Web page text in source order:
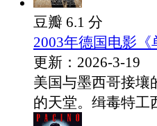
豆瓣 6.1 分
2003年德国电影
更新：2026-3-19
美国与墨西哥接壤
的天堂。缉毒特工